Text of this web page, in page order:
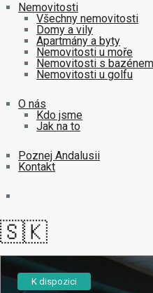
Nemovitosti
Všechny nemovitosti
Domy a vily
Apartmány a byty
Nemovitosti u moře
Nemovitosti s bazénem
Nemovitosti u golfu
O nás
Kdo jsme
Jak na to
Poznej Andalusii
Kontakt
🇸🇰
K dispozici